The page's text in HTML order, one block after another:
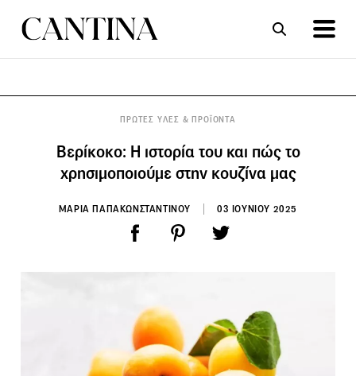
ΣΥΝΤΑΓΕΣ ΑΡΘΡΑ
ΠΡΩΤΕΣ ΥΛΕΣ & ΠΡΟΪΟΝΤΑ
Βερίκοκο: Η ιστορία του και πώς το
χρησιμοποιούμε στην κουζίνα μας
ΜΑΡΙΑ ΠΑΠΑΚΩΝΣΤΑΝΤΙΝΟΥ 03 ΙΟΥΝΙΟΥ 2025